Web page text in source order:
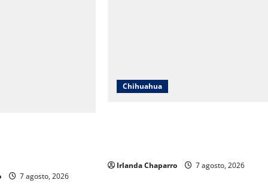
7 agosto, 2026
Chihuahua
Irlanda Chaparro 7 agosto, 2026